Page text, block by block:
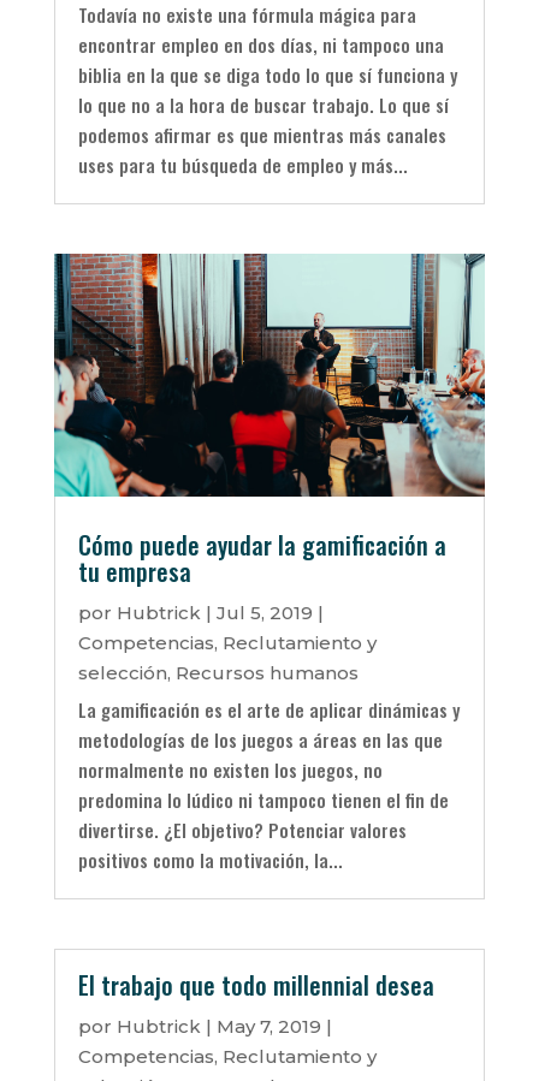
Todavía no existe una fórmula mágica para
encontrar empleo en dos días, ni tampoco una
biblia en la que se diga todo lo que sí funciona y
lo que no a la hora de buscar trabajo. Lo que sí
podemos afirmar es que mientras más canales
uses para tu búsqueda de empleo y más...
Cómo puede ayudar la gamificación a
tu empresa
por Hubtrick| Jul 5, 2019 |
Competencias, Reclutamiento y
selección, Recursos humanos
La gamificación es el arte de aplicar dinámicas y
metodologías de los juegos a áreas en las que
normalmente no existen los juegos, no
predomina lo lúdico ni tampoco tienen el fin de
divertirse. ¿El objetivo? Potenciar valores
positivos como la motivación, la...
El trabajo que todo millennial desea
por Hubtrick| May 7, 2019 |
Competencias, Reclutamiento y